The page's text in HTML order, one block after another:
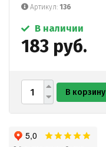
Артикул: 136
В наличии
183 руб.
В корзину